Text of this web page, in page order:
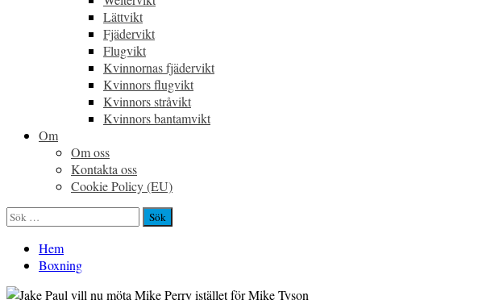
Lättvikt
Fjädervikt
Flugvikt
Kvinnornas fjädervikt
Kvinnors flugvikt
Kvinnors stråvikt
Kvinnors bantamvikt
Om
Om oss
Kontakta oss
Cookie Policy (EU)
Sök
efter:
Hem
Boxning